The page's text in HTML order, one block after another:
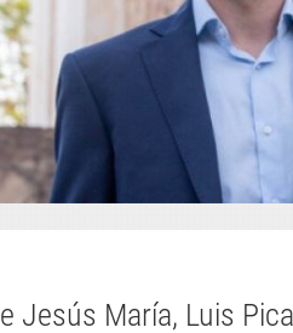
Jesús María, Luis